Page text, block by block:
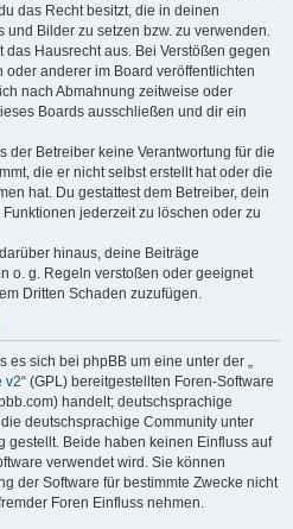
das Recht besitzt, die in deinen
Bilder zu setzen bzw. zu verwenden.
das Hausrecht aus. Bei Verstößen gegen
anderer im Board veröffentlichten
nach Abmahnung zeitweise oder
Boards ausschließen und dir ein
der Betreiber keine Verantwortung für die
die er nicht selbst erstellt hat oder die
hat. Du gestattest dem Betreiber, dein
jederzeit zu löschen oder zu
hinaus, deine Beiträge
o. g. Regeln verstoßen oder geeignet
Dritten Schaden zuzufügen.
es sich bei phpBB um eine unter der „
v2“ (GPL) bereitgestellten Foren-Software
handelt; deutschsprachige
deutschsprachige Community unter
gestellt. Beide haben keinen Einfluss auf
verwendet wird. Sie können
der Software für bestimmte Zwecke nicht
Foren Einfluss nehmen.